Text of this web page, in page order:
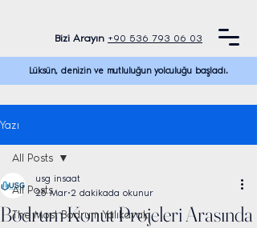
Lüksün, denizin ve mutluluğun yolculuğu başladı.
Bizi Arayın +90 536 793 06 03
Yazı
All Posts
The Most Bodrum Yalıkavak
All Posts
Bodrum Konut Projeleri Arasında
usg insaat
25 Mar 2 dakikada okunur